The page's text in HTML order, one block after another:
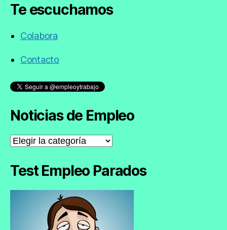
Te escuchamos
Colabora
Contacto
Noticias de Empleo
Noticias
de
Test Empleo Parados